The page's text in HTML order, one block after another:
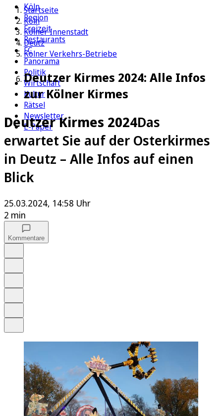
Köln
Region
Freizeit
Restaurants
FC
Panorama
Politik
Wirtschaft
Kultur
Rätsel
Newsletter
E-Paper
Startseite
Köln
Kölner Innenstadt
Deutz
Kölner Verkehrs-Betriebe
Deutzer Kirmes 2024: Alle Infos
zur Kölner Kirmes
Deutzer Kirmes 2024Das
erwartet Sie auf der Osterkirmes
in Deutz – Alle Infos auf einen
Blick
25.03.2024, 14:58 Uhr
2 min
Kommentare